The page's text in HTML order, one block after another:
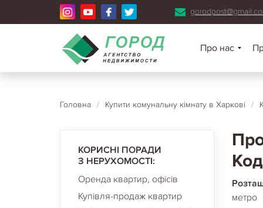
Про нас
Головна / Купити комунальну кімнату в Харкові /
КОРИСНІ ПОРАДИ
З НЕРУХОМОСТІ:
Оренда квартир, офісів
Купівля-продаж квартир
метро